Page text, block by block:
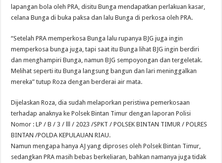
lapangan bola oleh PRA, disitu Bunga mendapatkan perlakuan kasar,
celana Bunga di buka paksa dan lalu Bunga di perkosa oleh PRA.
“Setelah PRA memperkosa Bunga lalu rupanya BJG juga ingin
memperkosa bunga juga, tapi saat itu Bunga lihat BJG ingin berdiri
dan menghampiri Bunga, namun BJG sempoyongan dan tergeletak.
Melihat seperti itu Bunga langsung bangun dan lari meninggalkan
mereka” tutup Roza dengan berderai air mata.
Dijelaskan Roza, dia sudah melaporkan peristiwa pemerkosaan
terhadap anaknya ke Polsek Bintan Timur dengan laporan Polisi
Nomor : LP / B / 3 / lll / 2023 /SPKT / POLSEK BINTAN TIMUR / POLRES
BINTAN /POLDA KEPULAUAN RIAU.
Namun mengapa hanya AJ yang diproses oleh Polsek Bintan Timur,
sedangkan PRA masih bebas berkeliaran, bahkan namanya juga tidak